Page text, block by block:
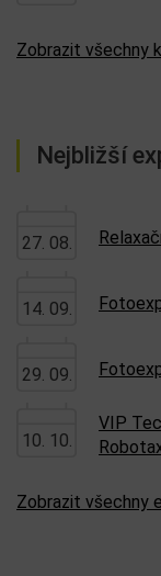
Zobrazit všechny
Nejbližší
27. 08.
14. 09.
29. 09.
10. 10.
VIP
Zobrazit všechny